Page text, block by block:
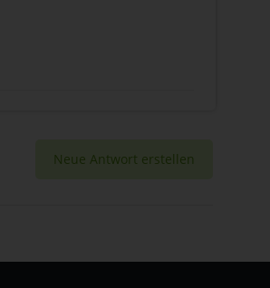
Neue Antwort erstellen